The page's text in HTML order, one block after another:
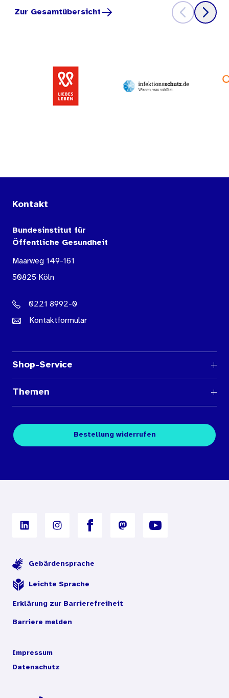
Zur Gesamtübersicht
Kontakt
Bundesinstitut für
Öffentliche Gesundheit
Maarweg 149-161
50825 Köln
0221 8992-0
Kontaktformular
Shop-Service
Medienübersichten
Kontakt
Themen
Fachpublikationen
Digitales Archiv
Bestellung widerrufen
Gebärdensprache
Leichte Sprache
Erklärung zur Barrierefreiheit
Barriere melden
Impressum
Datenschutz